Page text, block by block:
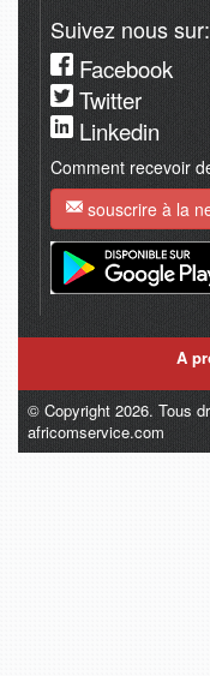
Suivez nous sur:
Facebook
Twitter
Linkedin
Comment recevoir
souscrire à la
A
© Copyright 2026. Tous
africomservice.com